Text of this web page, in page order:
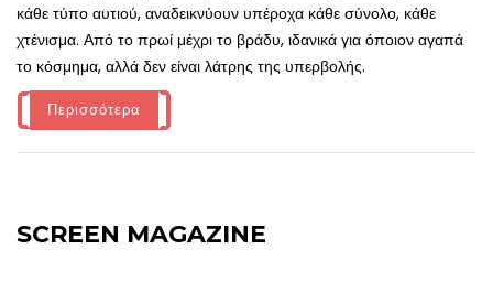
κάθε τύπο αυτιού, αναδεικνύουν υπέροχα κάθε σύνολο, κάθε
χτένισμα. Από το πρωί μέχρι το βράδυ, ιδανικά για όποιον αγαπά
το κόσμημα, αλλά δεν είναι λάτρης της υπερβολής.
Περισσότερα
SCREEN MAGAZINE